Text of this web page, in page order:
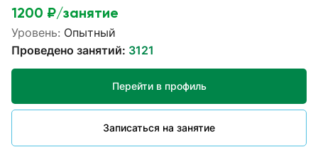
1200 ₽/занятие
Уровень: Опытный
Проведено занятий: 3121
Перейти в профиль
Записаться на занятие
категорию.С удовольствием помогу вашим детям освоить
материал начальной школы подготовиться к олимпиадам,
контрольным работам, к школе, восполнить пробелы в
знаниях и разобрать непонятные темы.Чтобы сдать ВПР по
математике и русскому языку за 4 класс на высокую
оценку, необходимо решать тесты по предметам заранее
и регулярно. Я помогу подготовиться вашему ребёнку к
ВПР. Занятия проходят интересно и полезно! В своей
технологии и методики. На первом занятии проводится
тестирование для выявления пробелов в знаниях. На